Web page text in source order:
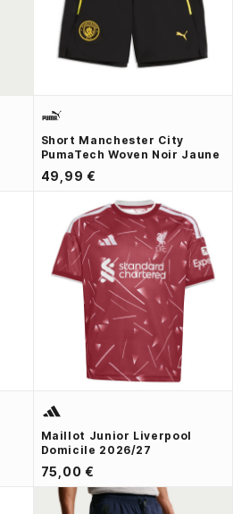
Short Manchester City
PumaTech Woven Noir Jaune
49,99 €
Maillot Junior Liverpool
Domicile 2026/27
75,00 €